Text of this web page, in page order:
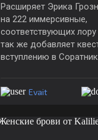
Расширяет Эрика
на 222 иммерсивные,
соответствующих лору
так же добавляет
вступлению в
Evait